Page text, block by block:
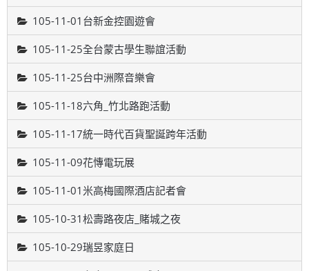
105-11-01台新金控園遊會
105-11-25全台蒙古學生聯誼活動
105-11-25台中洲際音樂會
105-11-18六角_竹北路跑活動
105-11-17統一時代百貨聖誕跨年活動
105-11-09花慱電玩展
105-11-01米高梅國際酒店記者會
105-10-31松壽路夜店_賭城之夜
105-10-29瑞昱家庭日